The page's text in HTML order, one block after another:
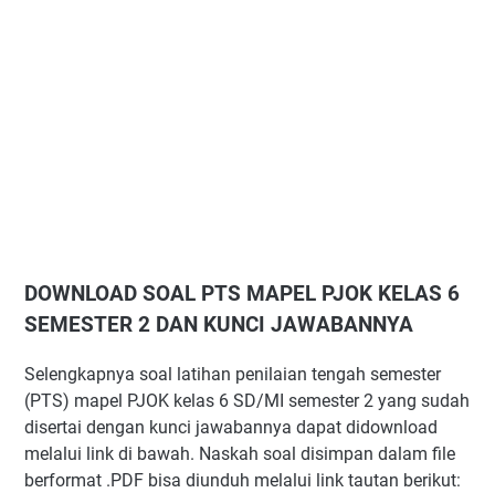
DOWNLOAD SOAL PTS MAPEL PJOK KELAS 6
SEMESTER 2 DAN KUNCI JAWABANNYA
Selengkapnya soal latihan penilaian tengah semester
(PTS) mapel PJOK kelas 6 SD/MI semester 2 yang sudah
disertai dengan kunci jawabannya dapat didownload
melalui link di bawah. Naskah soal disimpan dalam file
berformat .PDF bisa diunduh melalui link tautan berikut: